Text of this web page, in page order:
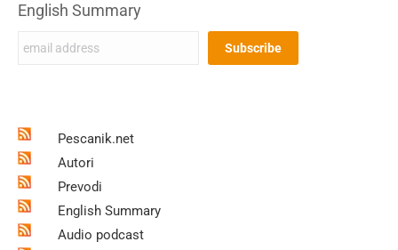
English Summary
Pescanik.net
Autori
Prevodi
English Summary
Audio podcast